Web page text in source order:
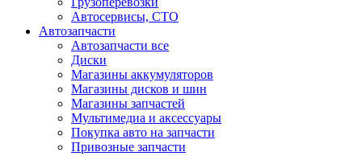
Автосервисы, СТО
Автозапчасти
Автозапчасти все
Диски
Магазины аккумуляторов
Магазины дисков и шин
Магазины запчастей
Мультимедиа и аксессуары
Покупка авто на запчасти
Привозные запчасти